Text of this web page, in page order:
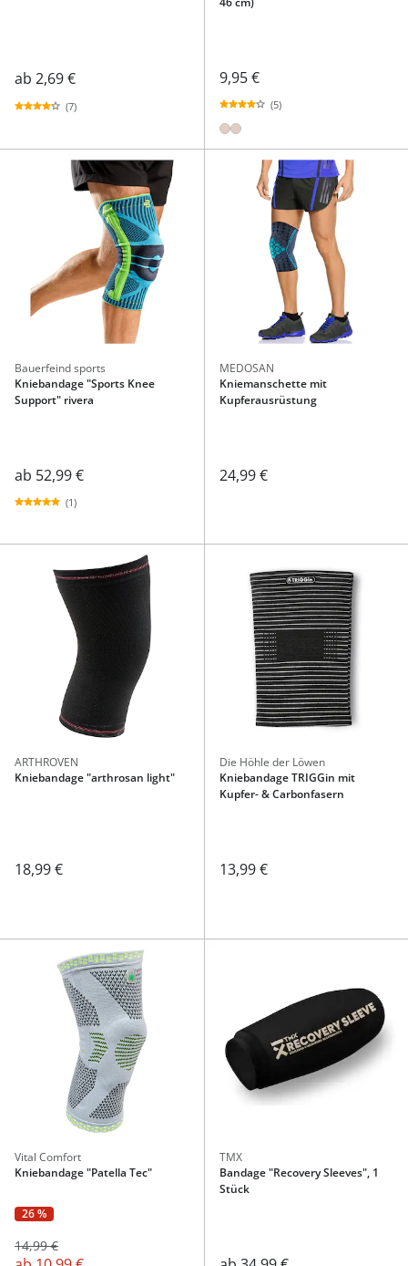
ab 2,69 €
(7)
9,95 €
(5)
Bauerfeind sports
Kniebandage "Sports Knee
Support" rivera
ab 52,99 €
(1)
MEDOSAN
Kniemanschette mit
Kupferausrüstung
24,99 €
ARTHROVEN
Kniebandage "arthrosan light"
18,99 €
Die Höhle der Löwen
Kniebandage TRIGGin mit
Kupfer- & Carbonfasern
13,99 €
Vital Comfort
Kniebandage "Patella Tec"
26 %
14,99 €
TMX
Bandage "Recovery Sleeves", 1
Stück